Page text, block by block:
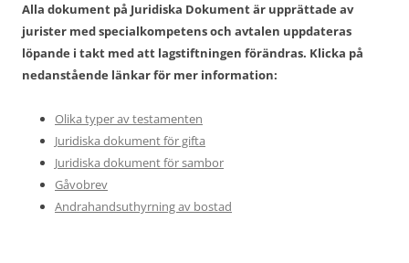
Alla dokument på Juridiska Dokument är upprättade av
jurister med specialkompetens och avtalen uppdateras
löpande i takt med att lagstiftningen förändras. Klicka på
nedanstående länkar för mer information:
Olika typer av testamenten
Juridiska dokument för gifta
Juridiska dokument för sambor
Gåvobrev
Andrahandsuthyrning av bostad